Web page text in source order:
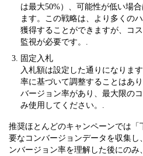
は最大50%）、可能性が低い場
ます。この戦略は、より多くの
獲得することができますが、コ
監視が必要です。.
固定入札
入札額は設定した通りになりま
率に基づいて調整することはあ
バージョン率があり、最大限の
み使用してください。.
推奨ほとんどのキャンペーンでは
要なコンバージョンデータを収集し
ンバージョン率を理解した後にの